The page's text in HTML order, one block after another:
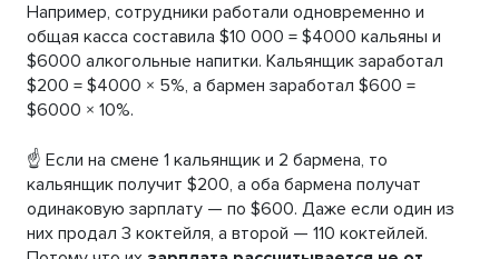
Например, сотрудники работали одновременно и
общая касса составила $10 000 = $4000 кальяны и
$6000 алкогольные напитки. Кальянщик заработал
$200 = $4000 × 5%, а бармен заработал $600 =
$6000 × 10%.
☝️ Если на смене 1 кальянщик и 2 бармена, то
кальянщик получит $200, а оба бармена получат
одинаковую зарплату — по $600. Даже если один из
них продал 3 коктейля, а второй — 110 коктейлей.